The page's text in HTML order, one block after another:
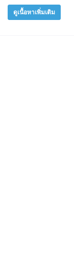
ดูเนื้อหาเพิ่มเติม